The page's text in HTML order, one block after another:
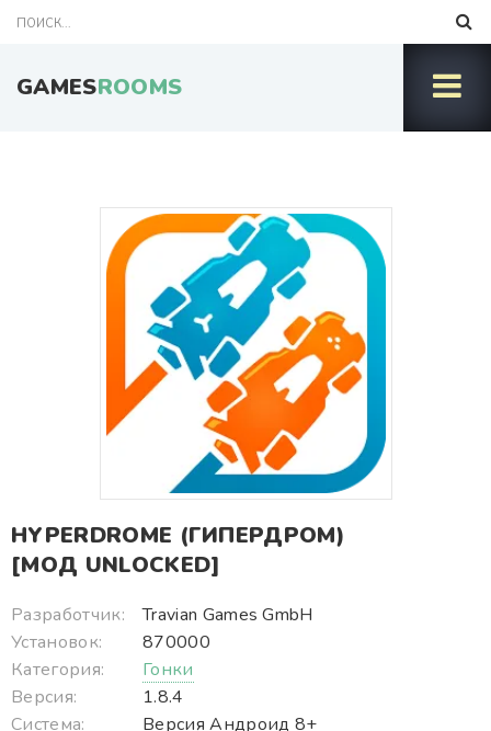
GAMESROOMS
HYPERDROME (ГИПЕРДРОМ)
[МОД UNLOCKED]
Разработчик:
Travian Games GmbH
Установок:
870000
Категория:
Гонки
Версия:
1.8.4
Система:
Версия Андроид 8+